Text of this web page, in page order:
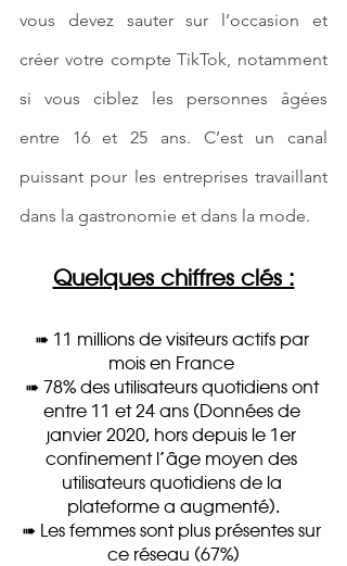
vous devez sauter sur l’occasion et
créer votre compte TikTok, notamment
si vous ciblez les personnes âgées
entre 16 et 25 ans. C’est un canal
puissant pour les entreprises travaillant
dans la gastronomie et dans la mode.
Quelques chiffres clés :
➠ 11 millions de visiteurs actifs par
mois en France
➠ 78% des utilisateurs quotidiens ont
entre 11 et 24 ans (Données de
janvier 2020, hors depuis le 1er
confinement l’âge moyen des
utilisateurs quotidiens de la
plateforme a augmenté).
➠ Les femmes sont plus présentes sur
ce réseau (67%)